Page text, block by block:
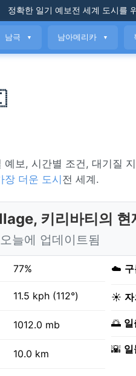
정확한 일기 예보전 세계 도시를
남극 ▼ 남아메리카 ▼
보, 시간별 조건, 대기질
장 더운 도시전 세계.
키리바티의 현
늘에 업데이트됨
77%
11.5 kph (112°)
1012.0 mb
10.0 km
☁️
☀️
🌅 일
🌇 일